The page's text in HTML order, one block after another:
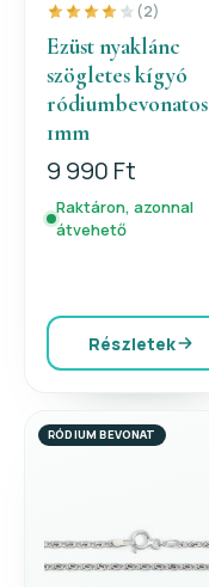
(2)
Ezüst nyaklánc
szögletes kígyó
ródiumbevonatos
1mm
9 990 Ft
Raktáron, azonnal
átvehető
Részletek
RÓDIUM BEVONAT